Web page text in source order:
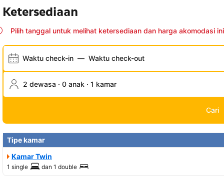
Ketersediaan
Pilih tanggal untuk melihat ketersediaan dan harga akomodasi ini
Waktu check-in — Waktu check-out
2 dewasa · 0 anak · 1 kamar
Cari
Tipe kamar
Kamar Twin
1 single dan 1 double